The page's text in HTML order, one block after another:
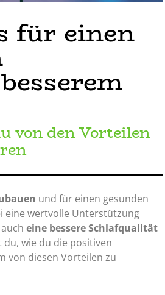
für einen
von den Vorteilen
und für einen gesunden
eine wertvolle Unterstützung
eine bessere Schlafqualität
wie du die positiven
von diesen Vorteilen zu